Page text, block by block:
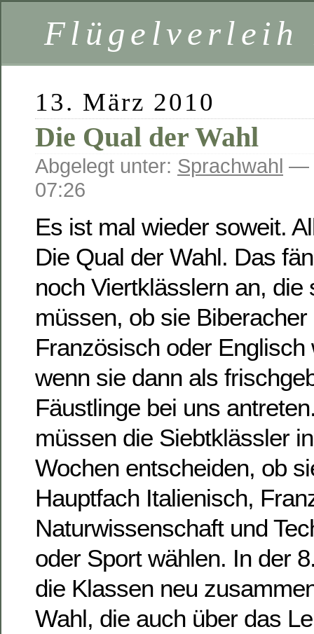
Flügelverleih
13. März 2010
Die Qual der Wahl
Abgelegt unter: Sprachwahl —
07:26
Es ist mal wieder soweit.
Die Qual der Wahl. Das
noch Viertklässlern an, die
müssen, ob sie
Französisch oder Englisch
wenn sie dann als
Fäustlinge bei uns
müssen die Siebtklässler
Wochen entscheiden, ob
Hauptfach Italienisch,
Naturwissenschaft und
oder Sport wählen. In der
die Klassen neu
Wahl, die auch über das